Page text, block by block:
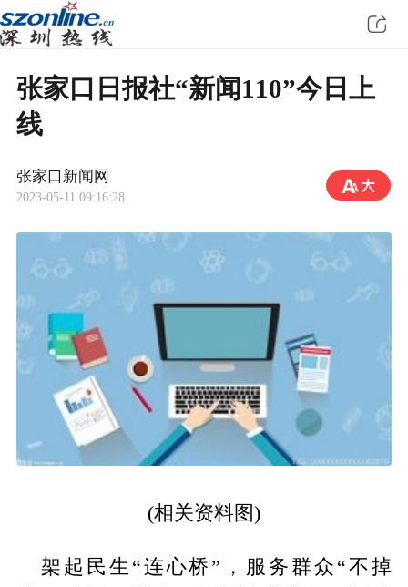
张家口日报社“新闻110”今日上
线
张家口新闻网
2023-05-11 09:16:28
(相关资料图)
架起民生“连心桥”，服务群众“不掉